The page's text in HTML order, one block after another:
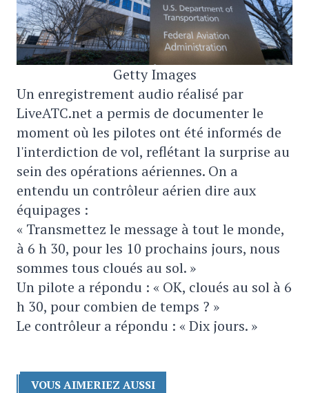
Getty Images
Un enregistrement audio réalisé par
LiveATC.net a permis de documenter le
moment où les pilotes ont été informés de
l'interdiction de vol, reflétant la surprise au
sein des opérations aériennes. On a
entendu un contrôleur aérien dire aux
équipages :
« Transmettez le message à tout le monde,
à 6 h 30, pour les 10 prochains jours, nous
sommes tous cloués au sol. »
Un pilote a répondu : « OK, cloués au sol à 6
h 30, pour combien de temps ? »
Le contrôleur a répondu : « Dix jours. »
VOUS AIMERIEZ AUSSI